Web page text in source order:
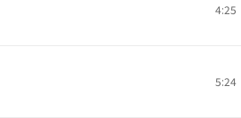
4:25
5:24